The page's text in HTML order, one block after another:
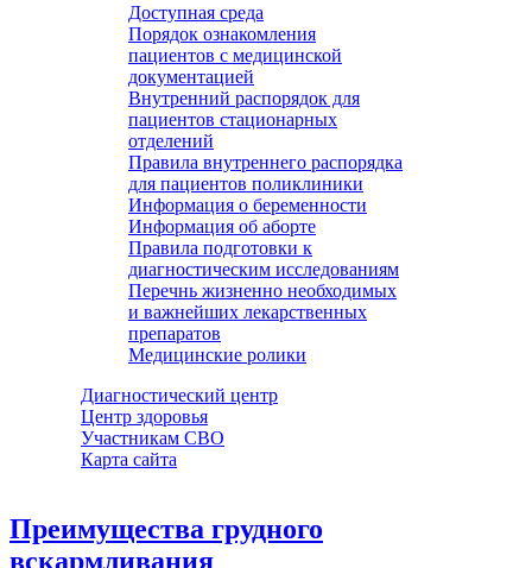
Доступная среда
Порядок ознакомления
пациентов с медицинской
документацией
Внутренний распорядок для
пациентов стационарных
отделений
Правила внутреннего распорядка
для пациентов поликлиники
Информация о беременности
Информация об аборте
Правила подготовки к
диагностическим исследованиям
Перечнь жизненно необходимых
и важнейших лекарственных
препаратов
Медицинские ролики
Диагностический центр
Центр здоровья
Участникам СВО
Карта сайта
Преимущества грудного
вскармливания